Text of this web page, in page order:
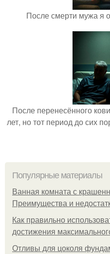
После смерти мужа я
После перенесённого
лет, но тот период до сих
Популярные материалы
Ванная комната с
Преимущества и
Как правильно
достижения
Отливы для цоколя